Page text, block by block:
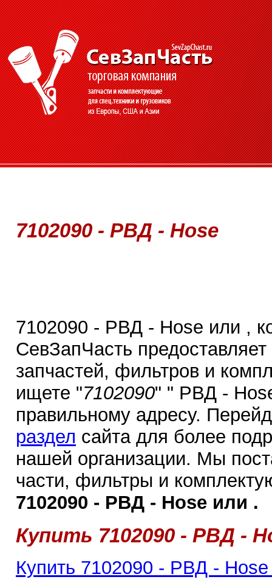
7102090 - РВД - Hose
7102090 - РВД - Hose или ,
СевЗапЧасть
запчастей, фильтров и
ищете "7102090" " РВД -
правильному адресу.
раздел сайта для более
нашей организации. Мы
части, фильтры и
7102090 - РВД - Hose или .
Купить 7102090 - РВД -
Купить 7102090 - РВД -